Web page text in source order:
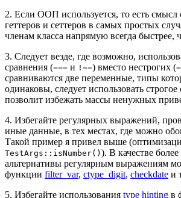
2. Если ООП используется, то есть смысл
геттеров и сеттеров в самых простых
членам класса напрямую всегда быстрее,
3. Следует везде, где возможно,
сравнения (=== и !==) вместо нестрогих (
сравниваются две переменные, типы
одинаковы, следует использовать
позволит избежать массы ненужных
4. Избегайте регулярных выражений,
иные данные, в тех местах, где можно
Такой пример я привел выше
TestArgs::isNumber() ). В качестве
альтернативы регулярным выражениям
функции filter_var, ctype_digit, checkdate и
5. Избегайте использования type hinting в